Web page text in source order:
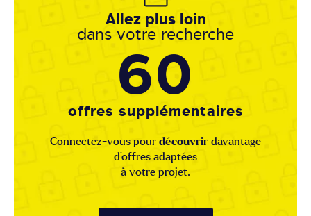
Allez plus loin
dans votre recherche
60
offres supplémentaires
Connectez-vous pour découvrir davantage
d'offres adaptées
à votre projet.